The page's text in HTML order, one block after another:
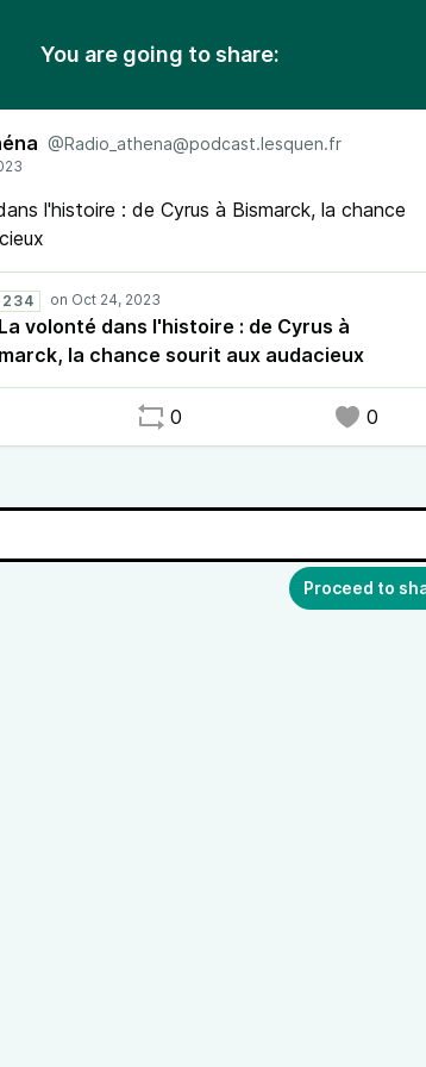
You are going to share:
@Radio_athena@podcast.lesquen.fr
l'histoire : de Cyrus à Bismarck, la chance
234
volonté dans l'histoire : de Cyrus à
la chance sourit aux audacieux
0 0
Proceed to